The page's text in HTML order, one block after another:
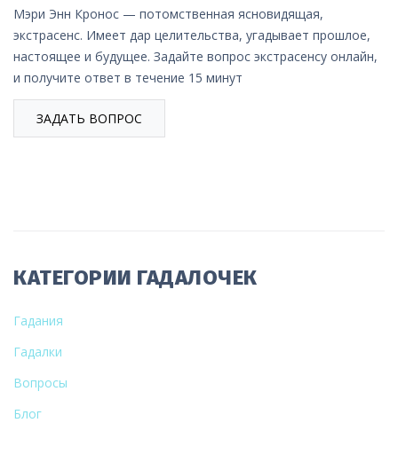
Мэри Энн Кронос — потомственная ясновидящая,
экстрасенс. Имеет дар целительства, угадывает прошлое,
настоящее и будущее. Задайте вопрос экстрасенсу онлайн,
и получите ответ в течение 15 минут
ЗАДАТЬ ВОПРОС
КАТЕГОРИИ ГАДАЛОЧЕК
Гадания
Гадалки
Вопросы
Блог